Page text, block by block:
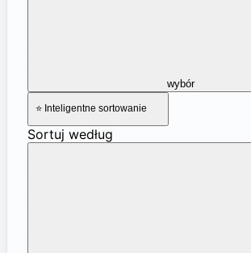
wybór
⭐ Inteligentne sortowanie
Sortuj według